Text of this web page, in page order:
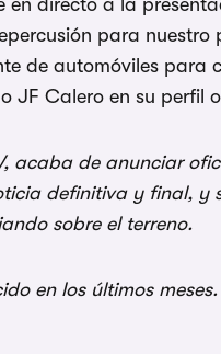
en directo a la
para nuestro
de automóviles para
JF Calero en su perfil
acaba de anunciar
definitiva y final, y
sobre el terreno.
en los últimos